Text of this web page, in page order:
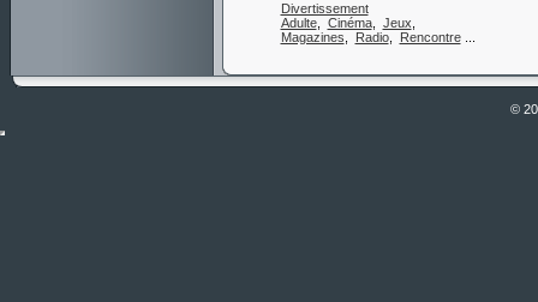
Divertissement
Adulte, Cinéma, Jeux
Magazines
Radio, Rencontre...
©